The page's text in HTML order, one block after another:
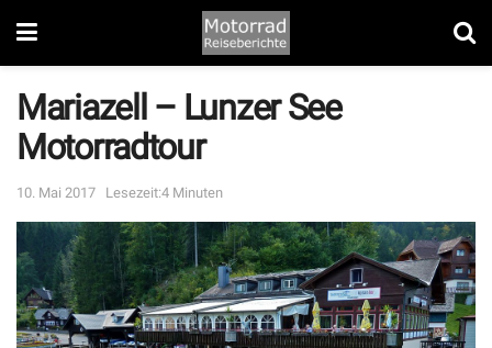
Mariazell – Lunzer See
Motorradtour
10. Mai 2017 Lesezeit:4 Minuten